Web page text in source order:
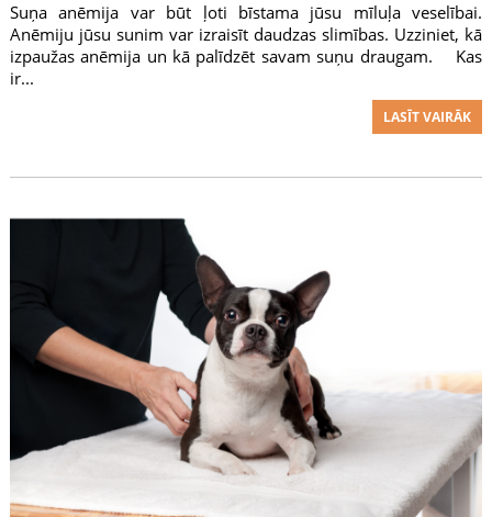
Suņa anēmija var būt ļoti bīstama jūsu mīluļa veselībai.
Anēmiju jūsu sunim var izraisīt daudzas slimības. Uzziniet, kā
izpaužas anēmija un kā palīdzēt savam suņu draugam. Kas
ir...
LASĪT VAIRĀK